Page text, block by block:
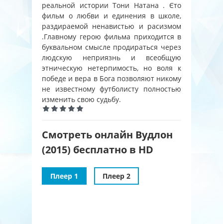
реальной истории Тони Натана . Єто
фильм о любви и единения в школе,
раздираемой ненавистью и расизмом
.Главному герою фильма приходится в
буквальном смысле продираться через
людскую неприязнь и всеобщую
этническую нетерпимость, но воля к
победе и вера в Бога позволяют никому
не известному футболисту полностью
изменить свою судьбу.
Смотреть онлайн Вудлон
(2015) бесплатно в HD
Плеер 1 Плеер 2